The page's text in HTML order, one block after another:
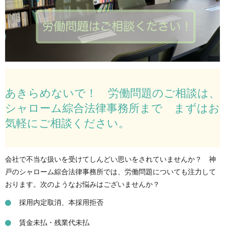
あきらめないで！ 労働問題のご相談は、
シャローム綜合法律事務所まで まずはお
気軽にご相談ください。
会社で不当な扱いを受けてしんどい思いをされていませんか？ 神
戸のシャローム綜合法律事務所では、労働問題についても注力して
おります。次のようなお悩みはございませんか？
採用内定取消、本採用拒否
賃金未払・残業代未払